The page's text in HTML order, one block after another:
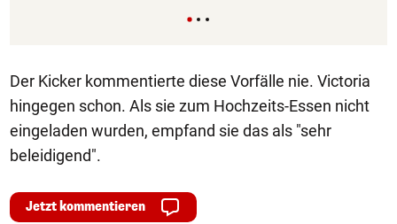
Der Kicker kommentierte diese Vorfälle nie. Victoria
hingegen schon. Als sie zum Hochzeits-Essen nicht
eingeladen wurden, empfand sie das als "sehr
beleidigend".
Jetzt kommentieren